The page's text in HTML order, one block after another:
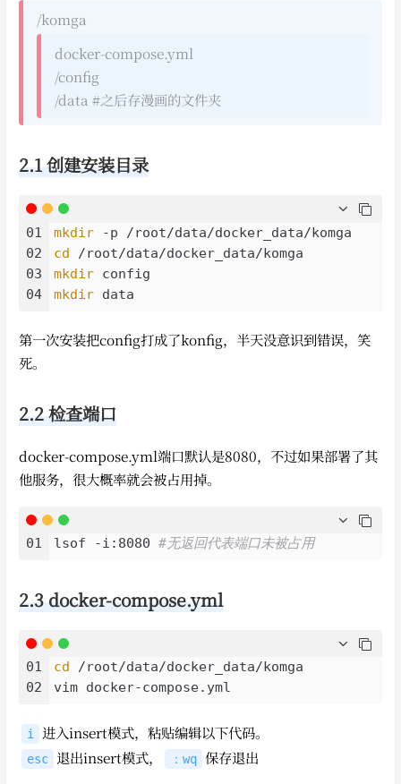
/komga
docker-compose.yml
/config
/data #之后存漫画的文件夹
2.1 创建安装目录
01
02
03
04
mkdir
cd
mkdir
mkdir
第一次安装把config打成了konfig，半天没意识到错误，笑
死。
2.2 检查端口
docker-compose.yml端口默认是8080，不过如果部署了其
他服务，很大概率就会被占用掉。
01 lsof -i:8080 #无返回代表端口未被占用
2.3 docker-compose.yml
01
02
cd
/root/data/docker_data/komga
i 进入insert模式，粘贴编辑以下代码。
esc 退出insert模式， ：wq 保存退出